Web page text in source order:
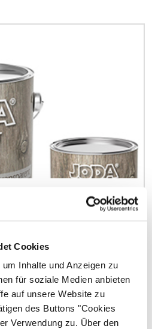
Cookies
Inhalte und Anzeigen zu
für soziale Medien anbieten
auf unsere Website zu
des Buttons "Cookies
Verwendung zu. Über den